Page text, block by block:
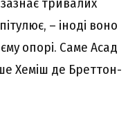
тривалих
– іноді воно
опорі. Саме Асад
Хеміш де Бреттон-